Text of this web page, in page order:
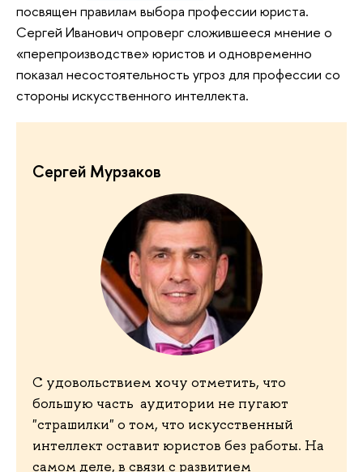
посвящен правилам выбора профессии юриста.
Сергей Иванович опроверг сложившееся мнение о
«перепроизводстве» юристов и одновременно
показал несостоятельность угроз для профессии со
стороны искусственного интеллекта.
Сергей Мурзаков
С удовольствием хочу отметить, что
большую часть аудитории не пугают
"страшилки" о том, что искусственный
интеллект оставит юристов без работы. На
самом деле, в связи с развитием